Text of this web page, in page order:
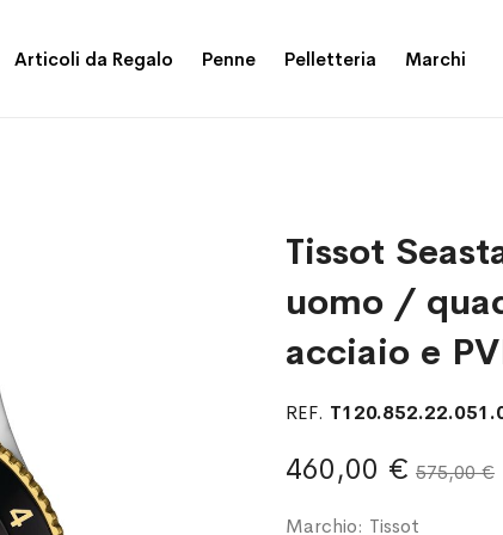
Articoli da Regalo Penne Pelletteria Marchi
Tissot
uomo /
acciaio e
REF.
460,00 € 575,00 €
Marchio: Tissot